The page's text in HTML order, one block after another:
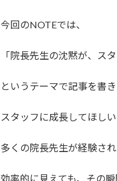
今回のNOTEでは、
「院長先生の沈黙が、ス
というテーマで記事を書き
スタッフに成長してほし
多くの院長先生が経験さ
効率的に見えても、その